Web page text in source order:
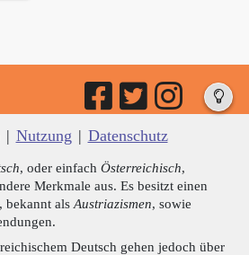
| Nutzung | Datenschutz
, oder einfach Österreichisch,
Merkmale aus. Es besitzt einen
bekannt als Austriazismen, sowie
Deutsch gehen jedoch über